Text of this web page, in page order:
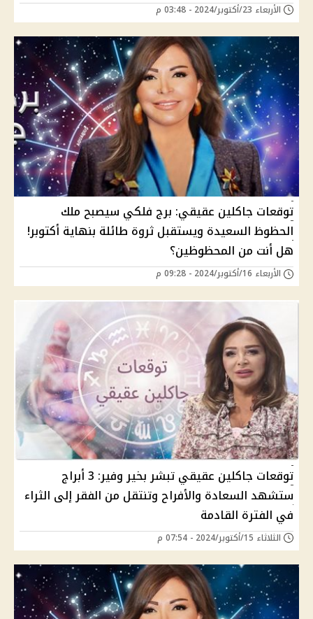
الأربعاء 23/أكتوبر/2024 - 03:48 م
توقعات جاكلين عقيقي: برج فلكي سيصبح ملك
الحظوظ السعيدة ويستقبل ثروة طائلة بنهاية أكتوبر!
هل أنت من المحظوظين؟
الأربعاء 16/أكتوبر/2024 - 09:28 م
توقعات جاكلين عقيقي تبشر بخير وفير: 3 أبراج
ستشهد السعادة والأفراح وتنتقل من الفقر إلى الثراء
في الفترة القادمة
الثلاثاء 15/أكتوبر/2024 - 07:54 م